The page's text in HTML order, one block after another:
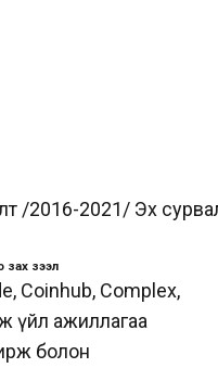
/2016-2021/ Эх
зээл
Coinhub, Complex,
үйл ажиллагаа
болон